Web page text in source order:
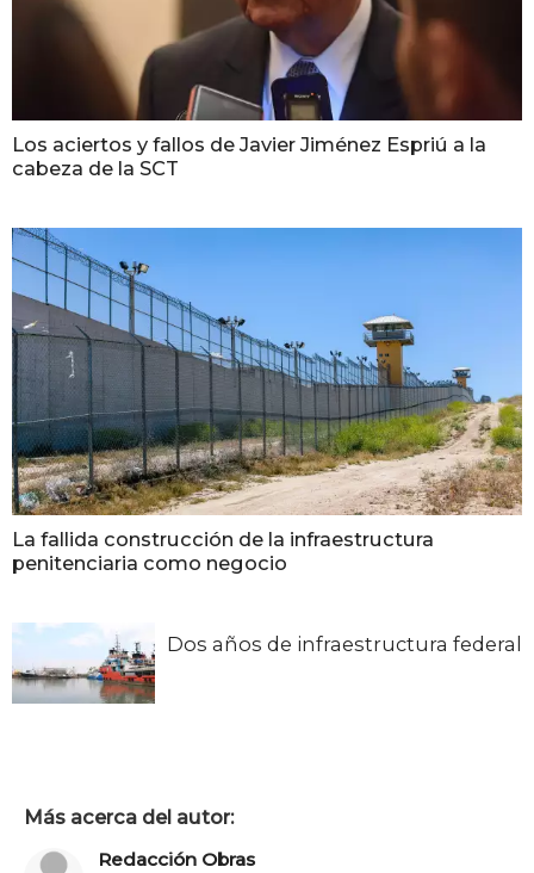
Los aciertos y fallos de Javier Jiménez Espriú a la
cabeza de la SCT
La fallida construcción de la infraestructura
penitenciaria como negocio
Dos años de infraestructura federal
Más acerca del autor:
Redacción Obras